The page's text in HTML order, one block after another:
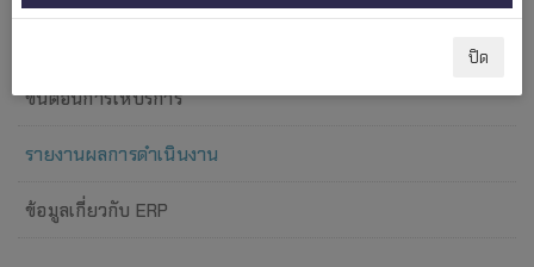
ขั้นตอนการให้บริการ
รายงานผลการดำเนินงาน
ข้อมูลเกี่ยวกับ ERP
ปิด